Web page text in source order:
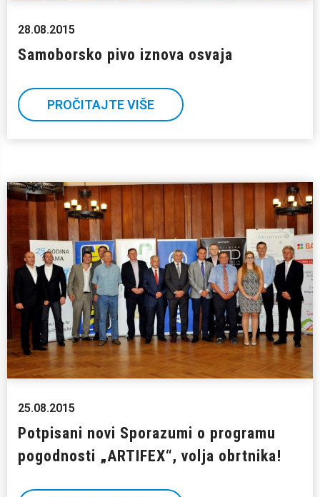
28.08.2015
Samoborsko pivo iznova osvaja
PROČITAJTE VIŠE
25.08.2015
Potpisani novi Sporazumi o programu
pogodnosti „ARTIFEX“, volja obrtnika!